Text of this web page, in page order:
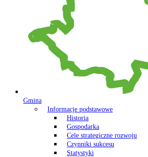
Gmina
Informacje podstawowe
Historia
Gospodarka
Cele strategiczne rozwoju
Czynniki sukcesu
Statystyki